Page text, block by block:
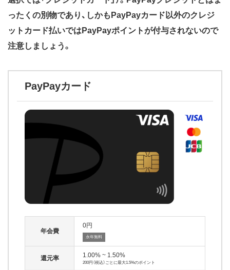
ったくの別物であり、しかもPayPayカード以外のクレジ
ットカード払いではPayPayポイントが付与されないので
注意しましょう。
PayPayカード
年会費
0
永年無料
還元率 1.00% ~ 1.50%
200円（税込）ごとに最大1.5%のポイント